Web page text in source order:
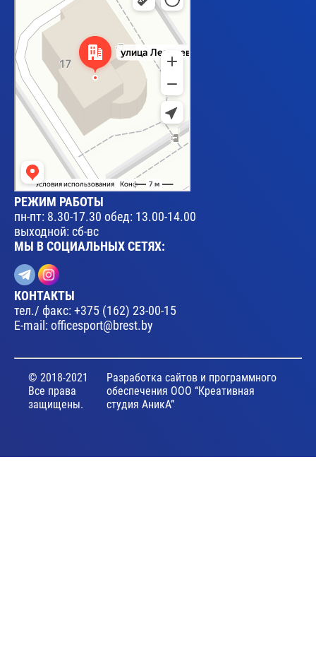
РЕЖИМ РАБОТЫ
пн-пт: 8.30-17.30 обед: 13.00-14.00
выходной: сб-вс
МЫ В СОЦИАЛЬНЫХ СЕТЯХ:
КОНТАКТЫ
тел./ факс: +375 (162) 23-00-15
E-mail: officesport@brest.by
© 2018-2021
Все права
защищены.
Разработка сайтов и программного
обеспечения ООО “Креативная
студия АникА”